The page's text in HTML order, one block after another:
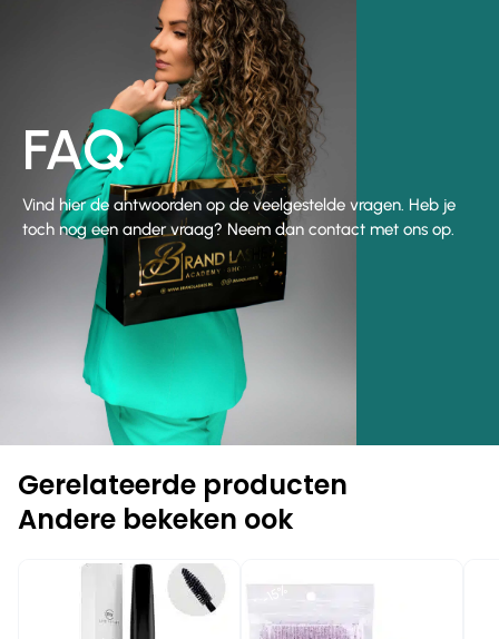
FAQ
Vind hier de antwoorden op de veelgestelde vragen. Heb je
toch nog een ander vraag? Neem dan contact met ons op.
Gerelateerde producten
Andere bekeken ook
-15%